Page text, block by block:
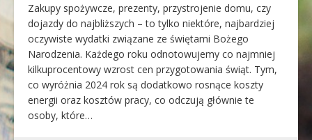
Zakupy spożywcze, prezenty, przystrojenie domu, czy
dojazdy do najbliższych – to tylko niektóre, najbardziej
oczywiste wydatki związane ze świętami Bożego
Narodzenia. Każdego roku odnotowujemy co najmniej
kilkuprocentowy wzrost cen przygotowania świąt. Tym,
co wyróżnia 2024 rok są dodatkowo rosnące koszty
energii oraz kosztów pracy, co odczują głównie te
osoby, które…